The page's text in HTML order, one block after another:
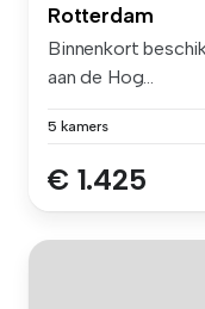
Rotterdam
Binnenkort
aan de Hog...
5 kamers
€ 1.425